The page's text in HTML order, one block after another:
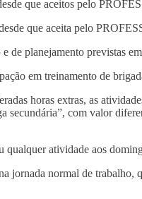
que aceitos pelo
que aceita pelo
de planejamento previstas
em treinamento de
horas extras, as
com valor
atividade aos
jornada normal de